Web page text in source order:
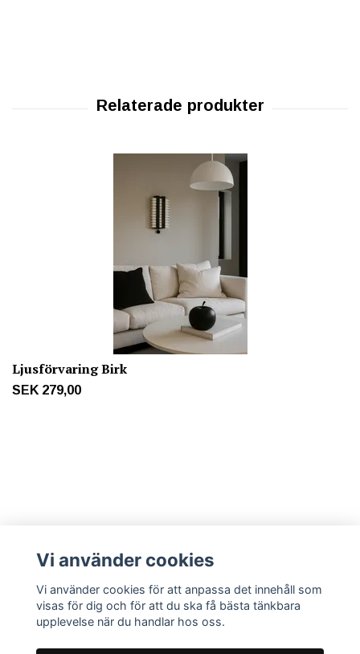
Ljusförvaring Birk
SEK 279,00
Sociala medier
Vi använder cookies
Vi använder cookies för att anpassa det innehåll som
visas för dig och för att du ska få bästa tänkbara
upplevelse när du handlar hos oss.